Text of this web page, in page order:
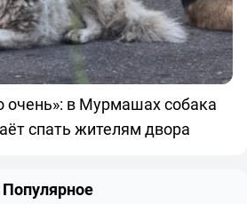
очень»: в Мурмашах собака
спать жителям двора
Популярное